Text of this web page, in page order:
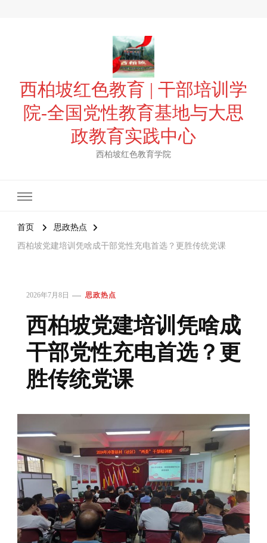
西柏坡红色教育 | 干部培训学
院-全国党性教育基地与大思
政教育实践中心
西柏坡红色教育学院
首页 思政热点
西柏坡党建培训凭啥成干部党性充电首选？更胜传统党课
2026年7月8日 思政热点
西柏坡党建培训凭啥成
干部党性充电首选？更
胜传统党课